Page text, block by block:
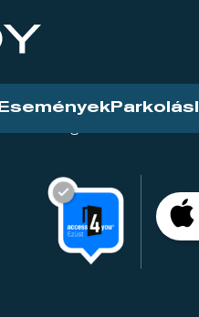
Események Parkolás